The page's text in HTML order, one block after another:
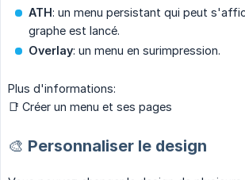
ATH: un menu persistant qui peut
graphe est lancé.
Overlay: un menu en surimpression.
Plus d'informations:
📑 Créer un menu et ses pages
🎨 Personnaliser le design